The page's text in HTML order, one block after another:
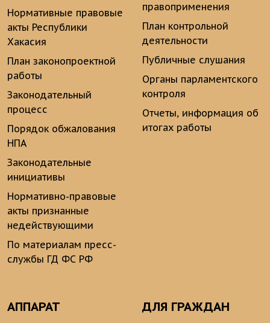
Нормативные правовые
акты Республики
Хакасия
План законопроектной
работы
Законодательный
процесс
Порядок обжалования
НПА
Законодательные
инициативы
Нормативно-правовые
акты признанные
недействующими
По материалам пресс-
службы ГД ФС РФ
правоприменения
План контрольной
деятельности
Публичные слушания
Органы парламентского
контроля
Отчеты, информация об
итогах работы
АППАРАТ ДЛЯ ГРАЖДАН